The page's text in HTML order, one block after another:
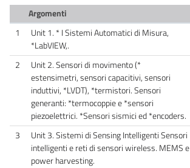
Argomenti
1
Unit 1. * I Sistemi Automatici di Misura,
*LabVIEW,.
2
Unit 2. Sensori di movimento (*
estensimetri, sensori capacitivi, sensori
induttivi, *LVDT), *termistori. Sensori
generanti: *termocoppie e *sensori
piezoelettrici. *Sensori sismici ed *encoders.
3
Unit 3. Sistemi di Sensing Intelligenti Sensori
intelligenti e reti di sensori wireless. MEMS e
power harvesting.